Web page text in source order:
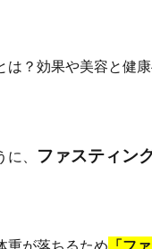
は？効果や美容と健
、 ファスティン
重が落ちるため 「フ